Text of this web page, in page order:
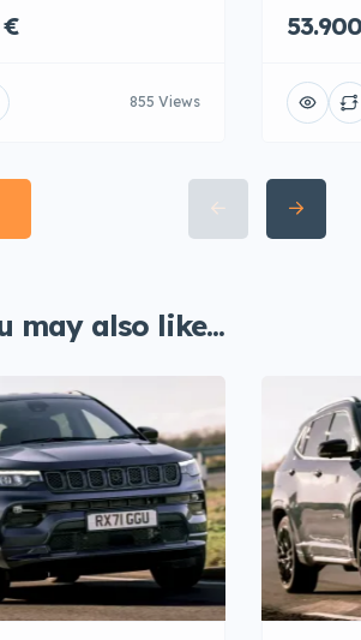
855 Views
may also like...